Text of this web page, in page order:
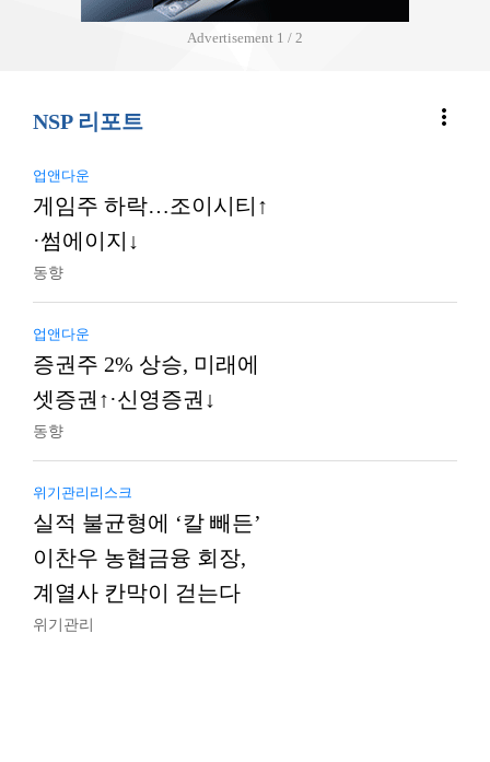
Advertisement 2 / 2
NSP 리포트 more_vert
업앤다운
게임주 하락…조이시티↑
·썸에이지↓
동향
업앤다운
증권주 2% 상승, 미래에
셋증권↑·신영증권↓
동향
위기관리리스크
실적 불균형에 ‘칼 빼든’
이찬우 농협금융 회장,
계열사 칸막이 걷는다
위기관리